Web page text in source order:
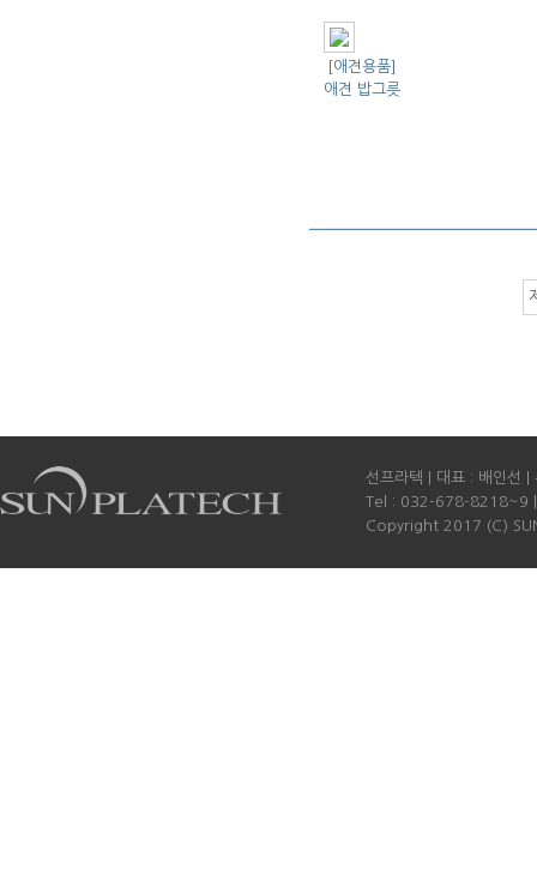
[애견용품]
애견 밥그릇
선프라텍 | 대표 : 배인선
Tel : 032-678-8218~9
Copyright 2017 (C)